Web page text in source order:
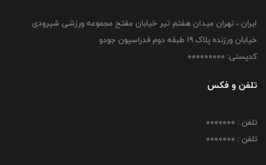
ایران ، تهران میدان هفتم تیر خیابان مفتح مجموعه ورزشی شیرودی
خیابان ورزنده پلاک ۱۹ طبقه دوم فدراسیون جودو
کدپستی: 000000000
تلفن و فکس
تلفن : 0000000
تلفن : 0000000